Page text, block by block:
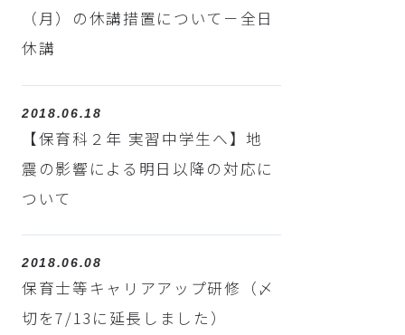
（月）の休講措置について－全日
休講
2018.06.18
【保育科２年 実習中学生へ】地
震の影響による明日以降の対応に
ついて
2018.06.08
保育士等キャリアアップ研修（〆
切を7/13に延長しました）